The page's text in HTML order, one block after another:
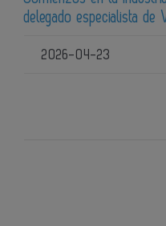
delegado especialista de
2026-04-23